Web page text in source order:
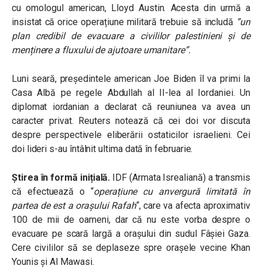
cu omologul american, Lloyd Austin. Acesta din urmă a
insistat că orice operațiune militară trebuie să includă ”un
plan credibil de evacuare a civililor palestinieni și de
menținere a fluxului de ajutoare umanitare”.
Luni seară, președintele american Joe Biden îl va primi la
Casa Albă pe regele Abdullah al II-lea al Iordaniei. Un
diplomat iordanian a declarat că reuniunea va avea un
caracter privat. Reuters notează că cei doi vor discuta
despre perspectivele eliberării ostaticilor israelieni. Cei
doi lideri s-au întâlnit ultima dată în februarie.
Știrea în formă inițială. IDF (Armata Isrealiană) a transmis
că efectuează o “operațiune cu anvergură limitată în
partea de est a orașului Rafah“, care va afecta aproximativ
100 de mii de oameni, dar că nu este vorba despre o
evacuare pe scară largă a orașului din sudul Fâșiei Gaza.
Cere civililor să se deplaseze spre orașele vecine Khan
Younis și Al Mawasi.